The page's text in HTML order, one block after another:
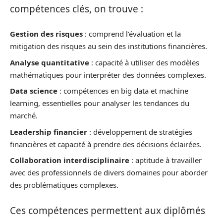
compétences clés, on trouve :
Gestion des risques : comprend l’évaluation et la
mitigation des risques au sein des institutions financières.
Analyse quantitative : capacité à utiliser des modèles
mathématiques pour interpréter des données complexes.
Data science : compétences en big data et machine
learning, essentielles pour analyser les tendances du
marché.
Leadership financier : développement de stratégies
financières et capacité à prendre des décisions éclairées.
Collaboration interdisciplinaire : aptitude à travailler
avec des professionnels de divers domaines pour aborder
des problématiques complexes.
Ces compétences permettent aux diplômés